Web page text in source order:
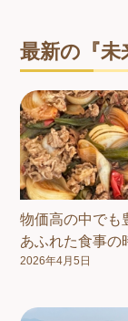
最新の『未
物価高の中でも
あふれた食事の
2026年4月5日